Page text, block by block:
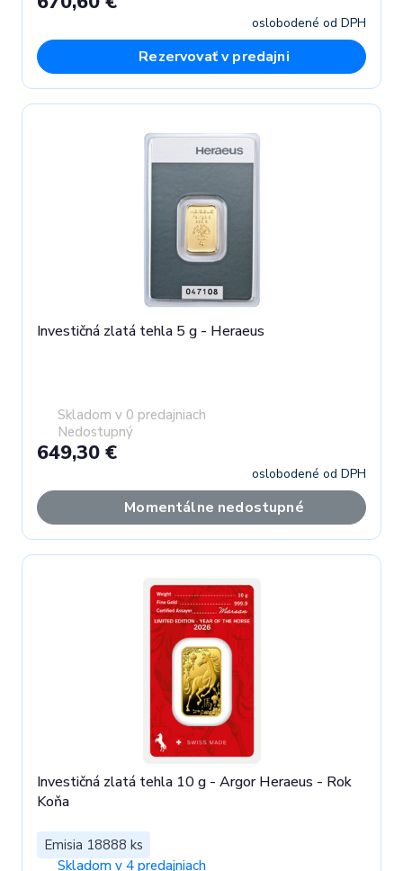
oslobodené od DPH
Rezervovať v predajni
Investičná zlatá tehla 5 g - Heraeus
Skladom v 0 predajniach
Nedostupný
649,30 €
oslobodené od DPH
Momentálne nedostupné
Investičná zlatá tehla 10 g - Argor Heraeus - Rok
Koňa
Emisia 18888 ks
Skladom v 4 predajniach